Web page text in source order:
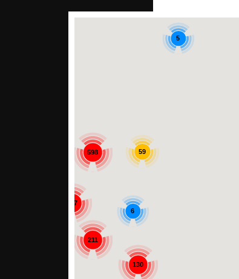
130
211
6
5
59
598
547